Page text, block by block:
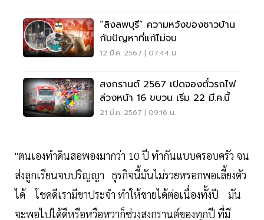
“ลิงลพบุรี” ความหวังของชาวบ้าน
กับปัญหาที่แก้ไม่จบ
12 มี.ค. 2567 | 07:44 น.
สงกรานต์ 2567 เปิดจองตั๋วรถไฟ
ล่วงหน้า 16 ขบวน เริ่ม 22 มี.ค.นี้
21 มี.ค. 2567 | 09:16 น.
"ตนเองทำดินสอพองมากว่า 10 ปี ทำกันแบบครอบครัว จน
ส่งลูกเรียนจบปริญญา ธุรกิจนี้มันไม่รวยหรอกพอเลี้ยงตัว
ได้ โชคดีเรามีขาประจำ ทำให้ขายได้ต่อเนื่องทั้งปี มัน
จะพอไปได้ดีหรือหวือหวาก็ช่วงสงกรานต์ของทุกปี ที่มี